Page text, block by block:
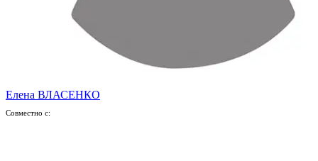
Елена ВЛАСЕНКО
Совместно с: